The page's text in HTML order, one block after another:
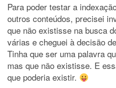
Para poder testar a
outros conteúdos, precisei
que não existisse na busca
várias e cheguei à decisão
Tinha que ser uma palavra
mas que não existisse. E
que poderia existir.